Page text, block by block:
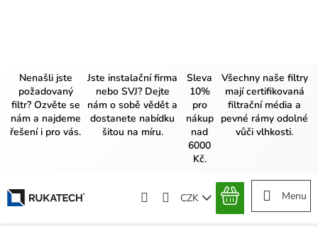
Nenašli jste
požadovaný
filtr? Ozvěte se
nám a najdeme
řešení i pro vás.
Jste instalační firma
nebo SVJ? Dejte
nám o sobě vědět a
dostanete nabídku
šitou na míru.
Sleva
10%
pro
nákup
nad
6000
Kč.
Všechny naše filtry
mají certifikovaná
filtrační média a
pevné rámy odolné
vůči vlhkosti.
CZK
NÁKUPNÍ